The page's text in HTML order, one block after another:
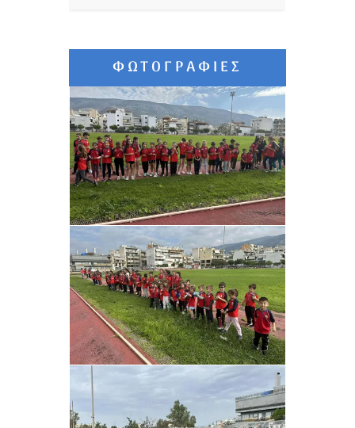
ΦΩΤΟΓΡΑΦΊΕΣ